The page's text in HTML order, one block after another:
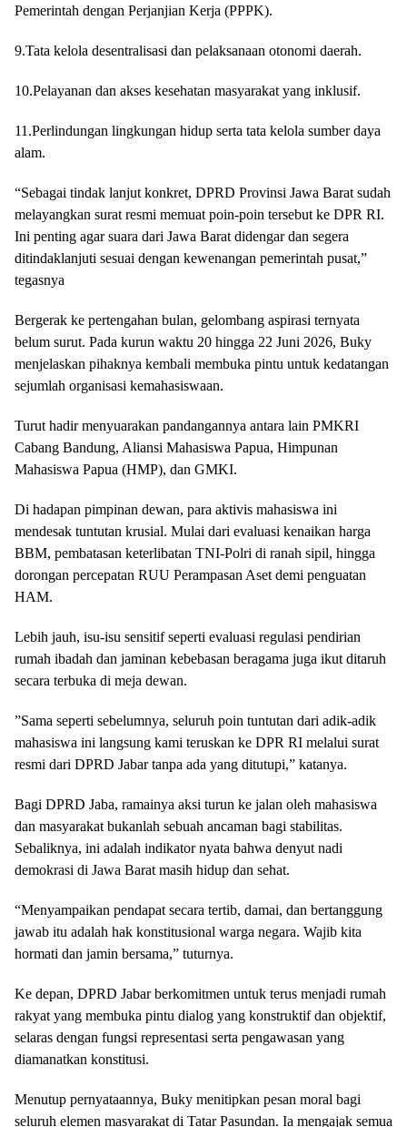
Pemerintah dengan Perjanjian Kerja (PPPK).
​9.Tata kelola desentralisasi dan pelaksanaan otonomi daerah.
​10.Pelayanan dan akses kesehatan masyarakat yang inklusif.
​11.Perlindungan lingkungan hidup serta tata kelola sumber daya
alam.
​“Sebagai tindak lanjut konkret, DPRD Provinsi Jawa Barat sudah
melayangkan surat resmi memuat poin-poin tersebut ke DPR RI.
Ini penting agar suara dari Jawa Barat didengar dan segera
ditindaklanjuti sesuai dengan kewenangan pemerintah pusat,”
tegasnya
​Bergerak ke pertengahan bulan, gelombang aspirasi ternyata
belum surut. Pada kurun waktu 20 hingga 22 Juni 2026, Buky
menjelaskan pihaknya kembali membuka pintu untuk kedatangan
sejumlah organisasi kemahasiswaan.
​Turut hadir menyuarakan pandangannya antara lain PMKRI
Cabang Bandung, Aliansi Mahasiswa Papua, Himpunan
Mahasiswa Papua (HMP), dan GMKI.
​Di hadapan pimpinan dewan, para aktivis mahasiswa ini
mendesak tuntutan krusial. Mulai dari evaluasi kenaikan harga
BBM, pembatasan keterlibatan TNI-Polri di ranah sipil, hingga
dorongan percepatan RUU Perampasan Aset demi penguatan
HAM.
​Lebih jauh, isu-isu sensitif seperti evaluasi regulasi pendirian
rumah ibadah dan jaminan kebebasan beragama juga ikut ditaruh
secara terbuka di meja dewan.
​”Sama seperti sebelumnya, seluruh poin tuntutan dari adik-adik
mahasiswa ini langsung kami teruskan ke DPR RI melalui surat
resmi dari DPRD Jabar tanpa ada yang ditutupi,” katanya.
Bagi DPRD Jaba, ramainya aksi turun ke jalan oleh mahasiswa
dan masyarakat bukanlah sebuah ancaman bagi stabilitas.
Sebaliknya, ini adalah indikator nyata bahwa denyut nadi
demokrasi di Jawa Barat masih hidup dan sehat.
​“Menyampaikan pendapat secara tertib, damai, dan bertanggung
jawab itu adalah hak konstitusional warga negara. Wajib kita
hormati dan jamin bersama,” tuturnya.
​Ke depan, DPRD Jabar berkomitmen untuk terus menjadi rumah
rakyat yang membuka pintu dialog yang konstruktif dan objektif,
selaras dengan fungsi representasi serta pengawasan yang
diamanatkan konstitusi.
​Menutup pernyataannya, Buky menitipkan pesan moral bagi
seluruh elemen masyarakat di Tatar Pasundan. Ia mengajak semua